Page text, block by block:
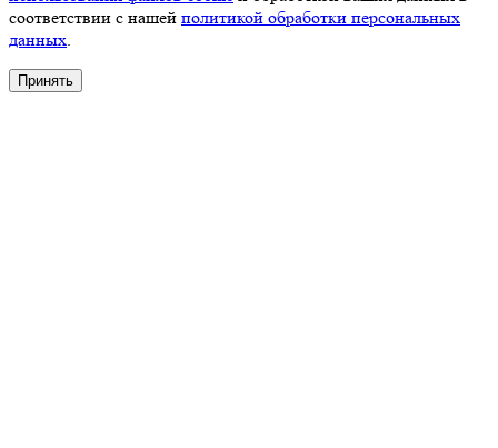
соответствии с нашей политикой обработки персональных
данных.
Принять